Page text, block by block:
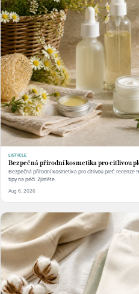
LISTICLE
Bezpečná přírodní kosmetika pro citlivou
Bezpečná přírodní kosmetika pro citlivou pleť: recenze
tipy na péči. Zjistěte.
Aug 6, 2026